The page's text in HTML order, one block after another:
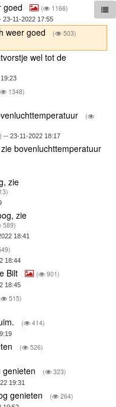
goed ( 1166)
23-11-2022 17:55
weer goed ( 503)
wel tot de
1348)
(
-- 23-11-2022 18:17
bovenluchttemperatuur
zie
zie
589)
18:41
18:44
Bilt ( 901)
18:45
515)
( 414)
( 526)
genieten ( 323)
19:31
genieten ( 264)